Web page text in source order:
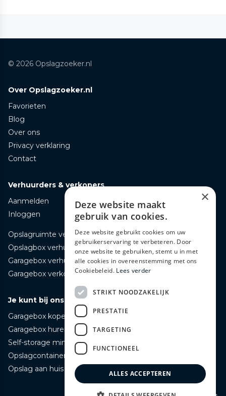
© 2026 Opslagzoeker.nl
Over Opslagzoeker.nl
Favorieten
Blog
Over ons
Privacy verklaring
Contact
Verhuurders & verkopers
Aanmelden
Inloggen
Opslagruimte verhuren
Opslagbox verhuren
Garagebox verhuren
Garagebox verkopen
Je kunt bij ons terecht voor
Garagebox kopen
Garagebox huren
Self-storage mini opslag huren
Opslagcontainer huren
Opslag aan huis bezorgd huren
×
Deze website maakt
gebruik van cookies.
Deze website gebruikt cookies om uw
gebruikerservaring te verbeteren. Door
onze website te gebruiken, stemt u in met
alle cookies in overeenstemming met ons
Cookiebeleid. Lees verder
STRIKT NOODZAKELIJK
PRESTATIE
TARGETING
FUNCTIONEEL
ALLES ACCEPTEREN